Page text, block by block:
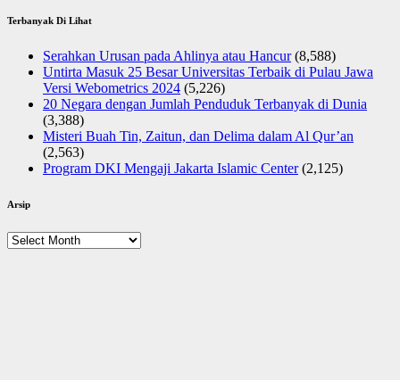
Terbanyak Di Lihat
Serahkan Urusan pada Ahlinya atau Hancur (8,588)
Untirta Masuk 25 Besar Universitas Terbaik di Pulau Jawa
Versi Webometrics 2024 (5,226)
20 Negara dengan Jumlah Penduduk Terbanyak di Dunia
(3,388)
Misteri Buah Tin, Zaitun, dan Delima dalam Al Qur’an
(2,563)
Program DKI Mengaji Jakarta Islamic Center (2,125)
Arsip
Arsip